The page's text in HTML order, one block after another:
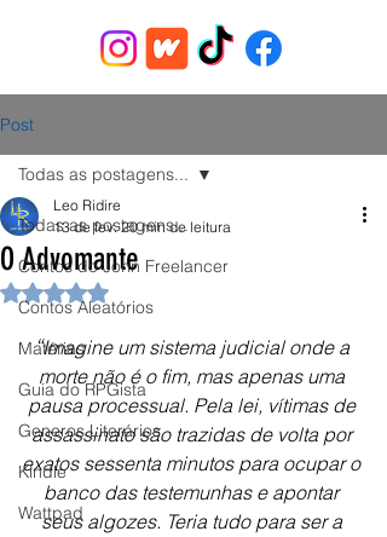
Post
Todas as postagens...
Contos do John Freelancer
Contos Aleatórios
Matérias
Guia do RPGista
Generos Literários
Kindle
Wattpad
Todas as postagens...
O Advomante
Leo Ridire
13 de fev. 20 min de leitura
Avaliado com NaN de 5 estrelas.
“Imagine um sistema judicial onde a
morte não é o fim, mas apenas uma
pausa processual. Pela lei, vítimas de
assassinato são trazidas de volta por
exatos sessenta minutos para ocupar o
banco das testemunhas e apontar
seus algozes. Teria tudo para ser a